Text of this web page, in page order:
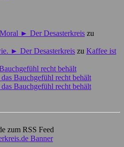
► Der Desasterkreis zu
► Der Desasterkreis zu Kaffee ist
recht behält
Bauchgefühl recht behält
Bauchgefühl recht behält
zum RSS Feed